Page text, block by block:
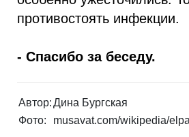
противостоять инфекции.
- Спасибо за беседу.
Автор:Дина Бургская
Фото:
musavat.com/wikipedia/